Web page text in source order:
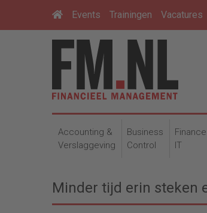
Events Trainingen Vacatures
Accounting &
Verslaggeving
Business
Control
IT
Minder tijd erin steken